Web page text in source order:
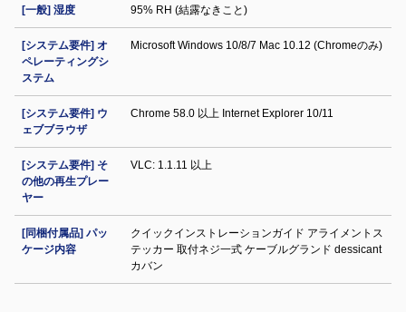
[一般] 湿度 95% RH (結露なきこと)
[システム要件] オ
ペレーティングシ
ステム
Microsoft Windows 10/8/7 Mac 10.12 (Chromeのみ)
[システム要件] ウ
ェブブラウザ
Chrome 58.0 以上 Internet Explorer 10/11
[システム要件] そ
の他の再生プレー
ヤー
VLC: 1.1.11 以上
[同梱付属品] パッ
ケージ内容
クイックインストレーションガイド アライメントス
テッカー 取付ネジ一式 ケーブルグランド dessicant
カバン